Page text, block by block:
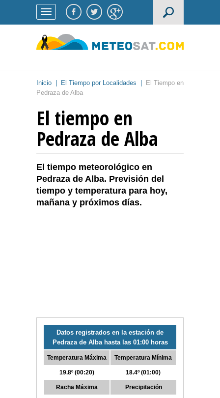
Inicio El Tiempo por Localidades
El Tiempo en
Pedraza de Alba
El tiempo en
Pedraza de Alba
El tiempo meteorológico en
Pedraza de Alba. Previsión del
tiempo y temperatura para hoy,
mañana y próximos días.
Datos registrados en la estación de
Pedraza de Alba hasta las 01:00 horas
Temperatura Máxima
19.8º (00:20)
Temperatura Mínima
18.4º (01:00)
Racha Máxima Precipitación